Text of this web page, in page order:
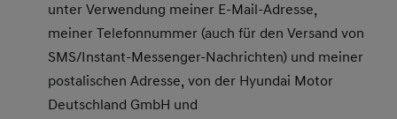
unter Verwendung meiner E-Mail-Adresse,
meiner Telefonnummer (auch für den Versand von
SMS/Instant-Messenger-Nachrichten) und meiner
postalischen Adresse, von der Hyundai Motor
Deutschland GmbH und